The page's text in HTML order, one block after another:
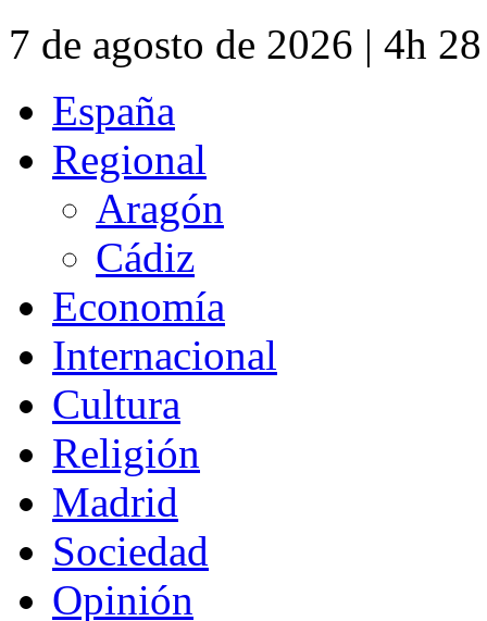
7 de agosto de 2026 | 4h
España
Regional
Aragón
Cádiz
Economía
Internacional
Cultura
Religión
Madrid
Sociedad
Opinión